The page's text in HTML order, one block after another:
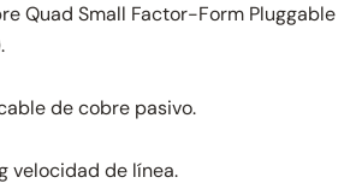
Quad Small Factor-Form Pluggable
de cobre pasivo.
velocidad de línea.